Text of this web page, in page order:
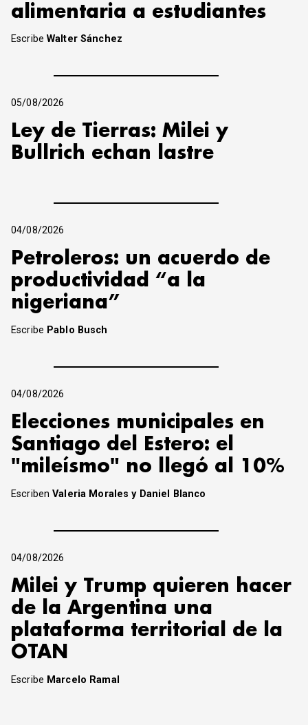
alimentaria a estudiantes
EscribeWalter Sánchez
05/08/2026
Ley de Tierras: Milei y
Bullrich echan lastre
04/08/2026
Petroleros: un acuerdo de
productividad “a la
nigeriana”
Escribe Pablo Busch
04/08/2026
Elecciones municipales en
Santiago del Estero: el
"mileísmo" no llegó al 10%
EscribenValeria Morales y Daniel Blanco
04/08/2026
Milei y Trump quieren hacer
de la Argentina una
plataforma territorial de la
OTAN
Escribe Marcelo Ramal